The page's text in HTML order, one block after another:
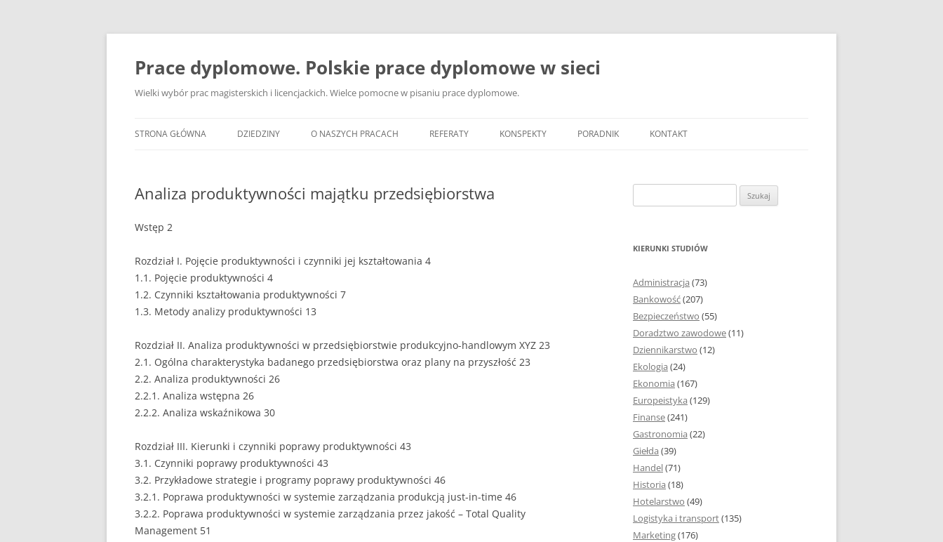
Przejdź
Prace dyplomowe. Polskie prace dyplomowe w sieci
Wielki wybór prac magisterskich i licencjackich. Wielce pomocne w pisaniu prace dyplomowe.
STRONA GŁÓWNA DZIEDZINY
BANKOWOŚĆ
EKOLOGIA
EKONOMIA
FINANSE
GASTRONOMIA
HANDEL
HISTORIA
HOTELARSTWO
O NASZYCH PRACACH REFERATY KONSPEKTY PORADNIK
JAK ZBIERAĆ I OPRACOWYWAĆ
BIBLIOGRAFICZNYCH
ZAWARTOŚĆ I ROZMIAR PRACY
DYPLOMOWEJ
ESTETYKA PRACY DYPLOMOWEJ –
WYRÓŻNIENIA, NUMEROWANIE
CZCIONKA, MARGINESY I
WIELKOŚĆ STRON
STRUKTURA AKAPITU W PRACY
DYPLOMOWEJ
STYL PRACY DYPLOMOWEJ
KONTAKT
Analiza produktywności majątku przedsiębiorstwa
Wstęp 2
Rozdział I. Pojęcie produktywności i czynniki jej kształtowania 4
1.1. Pojęcie produktywności 4
1.2. Czynniki kształtowania produktywności 7
1.3. Metody analizy produktywności 13
Rozdział II. Analiza produktywności w przedsiębiorstwie produkcyjno-handlowym XYZ 23
2.1. Ogólna charakterystyka badanego przedsiębiorstwa oraz plany na przyszłość 23
2.2. Analiza produktywności 26
2.2.1. Analiza wstępna 26
2.2.2. Analiza wskaźnikowa 30
Rozdział III. Kierunki i czynniki poprawy produktywności 43
3.1. Czynniki poprawy produktywności 43
3.2. Przykładowe strategie i programy poprawy produktywności 46
3.2.1. Poprawa produktywności w systemie zarządzania produkcją just-in-time 46
3.2.2. Poprawa produktywności w systemie zarządzania przez jakość – Total Quality
Management 51
KIERUNKI STUDIÓW
Administracja (73)
Bankowość(207)
Bezpieczeństwo (55)
Doradztwo zawodowe(11)
Dziennikarstwo (12)
Ekologia (24)
Ekonomia (167)
Europeistyka (129)
Finanse(241)
Gastronomia (22)
Giełda (39)
Handel(71)
Historia (18)
Hotelarstwo (49)
Logistyka i transport(135)
Marketing(176)